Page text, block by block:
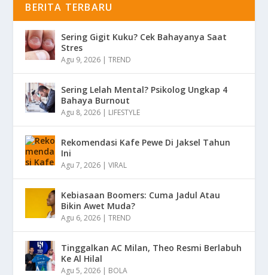
BERITA TERBARU
Sering Gigit Kuku? Cek Bahayanya Saat
Stres
Agu 9, 2026 |TREND
Sering Lelah Mental? Psikolog Ungkap 4
Bahaya Burnout
Agu 8, 2026 | LIFESTYLE
Rekomendasi Kafe Pewe Di Jaksel Tahun
Ini
Agu 7, 2026 |VIRAL
Kebiasaan Boomers: Cuma Jadul Atau
Bikin Awet Muda?
Agu 6, 2026 |TREND
Tinggalkan AC Milan, Theo Resmi Berlabuh
Ke Al Hilal
Agu 5, 2026 | BOLA